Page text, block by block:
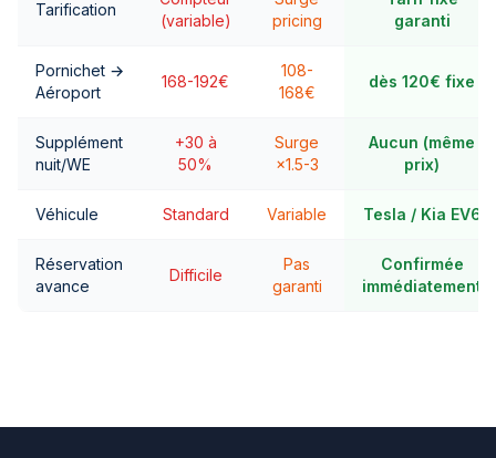
Tarification
(variable)
pricing
garanti
Pornichet →
Aéroport
168-192€
108-
168€
dès 120€ fixe
Supplément
nuit/WE
+30 à
50%
Surge
×1.5-3
Aucun (même
prix)
Véhicule Standard Variable Tesla / Kia EV6
Réservation
avance
Difficile
Pas
garanti
Confirmée
immédiatement